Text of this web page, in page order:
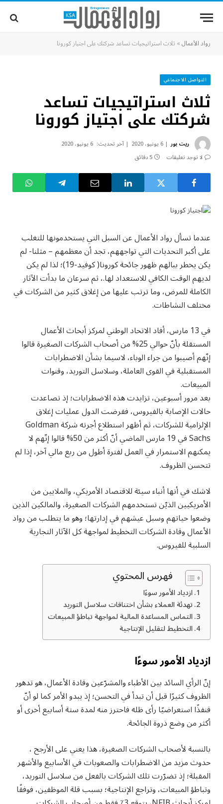
رواد الأعمال» ثلاث استراتيجيات تساعد شركتك على اجتياز كورونا
التواصل الاجتماعي
ثلاث استراتيجيات تساعد
شركتك على اجتياز كورونا
ريت بور 6 يونيو، 2020 آخر تحديث: 6 يونيو، 2020
لا توجد تعليقات
5 دقائق
عندما تسأل رواد الأعمال عن السبل التي يستخدمونها للتغلب
على أكبر التحديات التي تواجههم، تجد أن معظمهم – مثلنا- لم
يكن يخطر ببالهم ظهور جائحة كورونا( كوفيد-19)؛ لذا لم يكن
لديهم الوقت الكافي للاستعداد لها.، ثم سرعان ما بدأت الآثار
الكاملة للمرض، وما ترتب عليها من إغلاق كثير من الشركات في
مختلف النشاطات.
في 13 مارس، أفاد الاتحاد الوطني لمركز أبحاث الأعمال
المستقلة بأنّ حوالي 25% من أصحاب الشركات الصغيرة قالوا
إنّهم أصيبوا من جراء الوباء، لاسيما بشأن الاضطرابات
المستقبلية في القوى العاملة، وسلاسل التوريد، وقنوات
المبيعات.
بعد مرور أسبوعين، تزايدت هذه الاضطرابات؛ إذ تصاعدت
حالات الإصابة بالفيروس، ففرضت الدول عمليات إغلاق
الإلزامية للشركات، ثم أظهر استطلاع أجرته شركة Goldman
Sachs في 19 مارس الماضي أنّ أكثر من 50% قالوا إنّهم لا
يمكنهم الاستمرار في العمل لفترة أطول من ربع مالي آخر، إذا لم
تتحسن الظروف.
لاشك في أنها أنباء سيئة للاقتصاد الأمريكي، والملايين من
الأمريكيين الذيّن تستخدمهم الشركات الصغيرة، والمالكين الذين
وضعوا حياتهم وسبل عيشهم في إدارتها؛ وهو ما يتطلب من رواد
الأعمال وقادة الشركات التخطيط لمواجهة كل الآثار التجارية
السلبية للفيروس.
فهرس المحتوي
ازدياد الأمور سوءًا
تهدئة العملاء بشأن اختناقات سلاسل التوريد
التماس المساعدة المالية لمواجهة تباطؤ المبيعات
التخطيط لتقليل الإنتاجية
ازدياد الأمور سوءًا
إنّ الرأي السائد بين الأطباء والمشرّعين وقادة الأعمال، هو تدهور
الظروف كثيرًا قبل أن تبدأ في التحسن؛ إذ يبدو الأمر كما لو أنّ
قنفذًا استعراضيًا رأى ظله فاحترز منه لمدة ستة أسابيع أخرى أو
أكثر من وضع ذروة الجائحة.
بالنسبة لأصحاب الشركات الصغيرة، هذا يعني على الأرجح ،
حدوث مزيد من الاضطرابات والصعوبات في الأسابيع والأشهر
المقبلة؛ إذ تضرّرت تلك الشركات بالفعل من سلاسل التوريد،
وتباطؤ المبيعات، وتراجع الإنتاجية؛ بسبب قلة الموظفين، فوفقًا